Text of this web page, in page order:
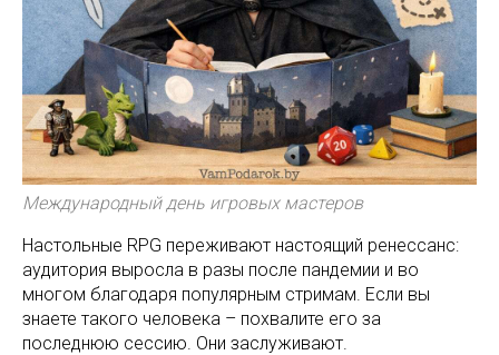
Международный день игровых мастеров
Настольные RPG переживают настоящий ренессанс:
аудитория выросла в разы после пандемии и во
многом благодаря популярным стримам. Если вы
знаете такого человека – похвалите его за
последнюю сессию. Они заслуживают.